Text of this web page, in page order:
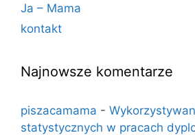
Ja – Mama
kontakt
Najnowsze komentarze
piszacamama -
statystycznych w pracach